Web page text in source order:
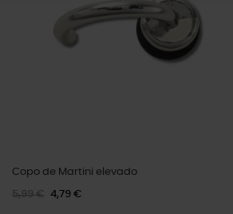
Copo de Martini elevado
5,99 € 4,79 €